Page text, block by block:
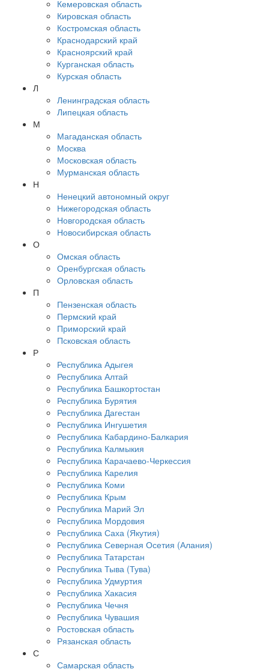
Кемеровская область
Кировская область
Костромская область
Краснодарский край
Красноярский край
Курганская область
Курская область
Л
Ленинградская область
Липецкая область
М
Магаданская область
Москва
Московская область
Мурманская область
Н
Ненецкий автономный округ
Нижегородская область
Новгородская область
Новосибирская область
О
Омская область
Оренбургская область
Орловская область
П
Пензенская область
Пермский край
Приморский край
Псковская область
Р
Республика Адыгея
Республика Алтай
Республика Башкортостан
Республика Бурятия
Республика Дагестан
Республика Ингушетия
Республика Кабардино-Балкария
Республика Калмыкия
Республика Карачаево-Черкессия
Республика Карелия
Республика Коми
Республика Крым
Республика Марий Эл
Республика Мордовия
Республика Саха (Якутия)
Республика Северная Осетия (Алания)
Республика Татарстан
Республика Тыва (Тува)
Республика Удмуртия
Республика Хакасия
Республика Чечня
Республика Чувашия
Ростовская область
Рязанская область
С
Самарская область